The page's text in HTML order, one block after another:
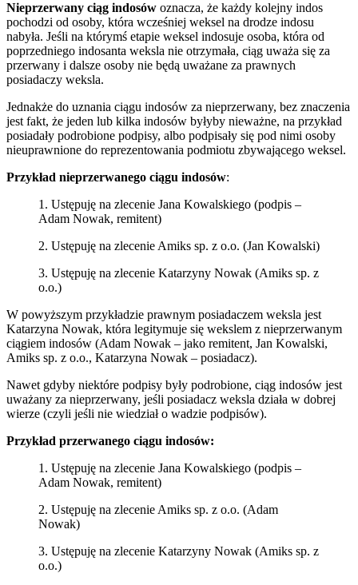
Nieprzerwany ciąg indosów oznacza, że każdy kolejny indos
pochodzi od osoby, która wcześniej weksel na drodze indosu
nabyła. Jeśli na którymś etapie weksel indosuje osoba, która od
poprzedniego indosanta weksla nie otrzymała, ciąg uważa się za
przerwany i dalsze osoby nie będą uważane za prawnych
posiadaczy weksla.
Jednakże do uznania ciągu indosów za nieprzerwany, bez znaczenia
jest fakt, że jeden lub kilka indosów byłyby nieważne, na przykład
posiadały podrobione podpisy, albo podpisały się pod nimi osoby
nieuprawnione do reprezentowania podmiotu zbywającego weksel.
Przykład nieprzerwanego ciągu indosów:
1. Ustępuję na zlecenie Jana Kowalskiego (podpis –
Adam Nowak, remitent)
2. Ustępuję na zlecenie Amiks sp. z o.o. (Jan Kowalski)
3. Ustępuję na zlecenie Katarzyny Nowak (Amiks sp. z
o.o.)
W powyższym przykładzie prawnym posiadaczem weksla jest
Katarzyna Nowak, która legitymuje się wekslem z nieprzerwanym
ciągiem indosów (Adam Nowak – jako remitent, Jan Kowalski,
Amiks sp. z o.o., Katarzyna Nowak – posiadacz).
Nawet gdyby niektóre podpisy były podrobione, ciąg indosów jest
uważany za nieprzerwany, jeśli posiadacz weksla działa w dobrej
wierze (czyli jeśli nie wiedział o wadzie podpisów).
Przykład przerwanego ciągu indosów:
1. Ustępuję na zlecenie Jana Kowalskiego (podpis –
Adam Nowak, remitent)
2. Ustępuję na zlecenie Amiks sp. z o.o. (Adam
Nowak)
3. Ustępuję na zlecenie Katarzyny Nowak (Amiks sp. z
o.o.)